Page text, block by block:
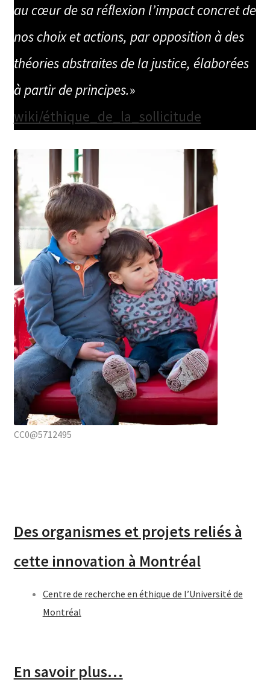
au cœur de sa réflexion l’impact concret de
nos choix et actions, par opposition à des
théories abstraites de la justice, élaborées
à partir de principes.»
wiki/éthique_de_la_sollicitude
CC0@5712495
Des organismes et projets reliés à
cette innovation à Montréal
Centre de recherche en éthique de l’Université de
Montréal
En savoir plus…